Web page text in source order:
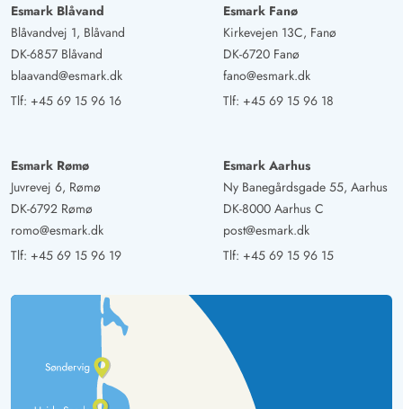
Esmark Blåvand
Blåvandvej 1, Blåvand
DK-6857 Blåvand
blaavand@esmark.dk
Tlf: +45 69 15 96 16
Esmark Fanø
Kirkevejen 13C, Fanø
DK-6720 Fanø
fano@esmark.dk
Tlf: +45 69 15 96 18
Esmark Rømø
Juvrevej 6, Rømø
DK-6792 Rømø
romo@esmark.dk
Tlf: +45 69 15 96 19
Esmark Aarhus
Ny Banegårdsgade 55, Aarhus
DK-8000 Aarhus C
post@esmark.dk
Tlf: +45 69 15 96 15